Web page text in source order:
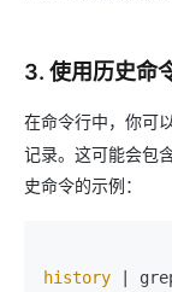
3. 使用历史命
在命令行中，你可
记录。这可能会包
史命令的示例：
history |